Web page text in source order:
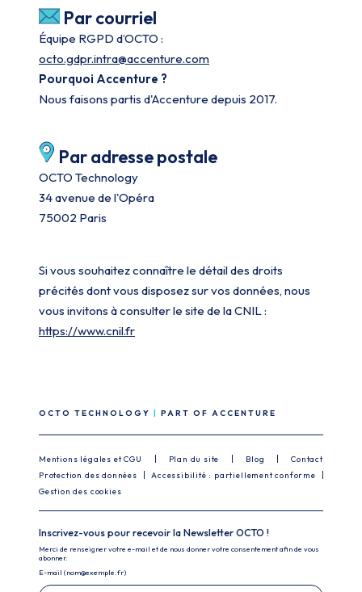
Par courriel
Équipe RGPD d’OCTO :
octo.gdpr.intra@accenture.com
Pourquoi Accenture ?
Nous faisons partis d'Accenture depuis 2017.
Par adresse postale
OCTO Technology
34 avenue de l'Opéra
75002 Paris
Si vous souhaitez connaître le détail des droits
précités dont vous disposez sur vos données, nous
vous invitons à consulter le site de la CNIL :
https://www.cnil.fr
OCTO TECHNOLOGY PART OF ACCENTURE
Mentions légales et CGU Plan du site Blog
Contact
Protection des données
Accessibilité : partiellement conforme
Gestion des cookies
Inscrivez-vous pour recevoir la Newsletter OCTO !
Merci de renseigner votre e-mail et de nous donner votre consentement afin de vous
abonner.
E-mail (nom@exemple.fr)